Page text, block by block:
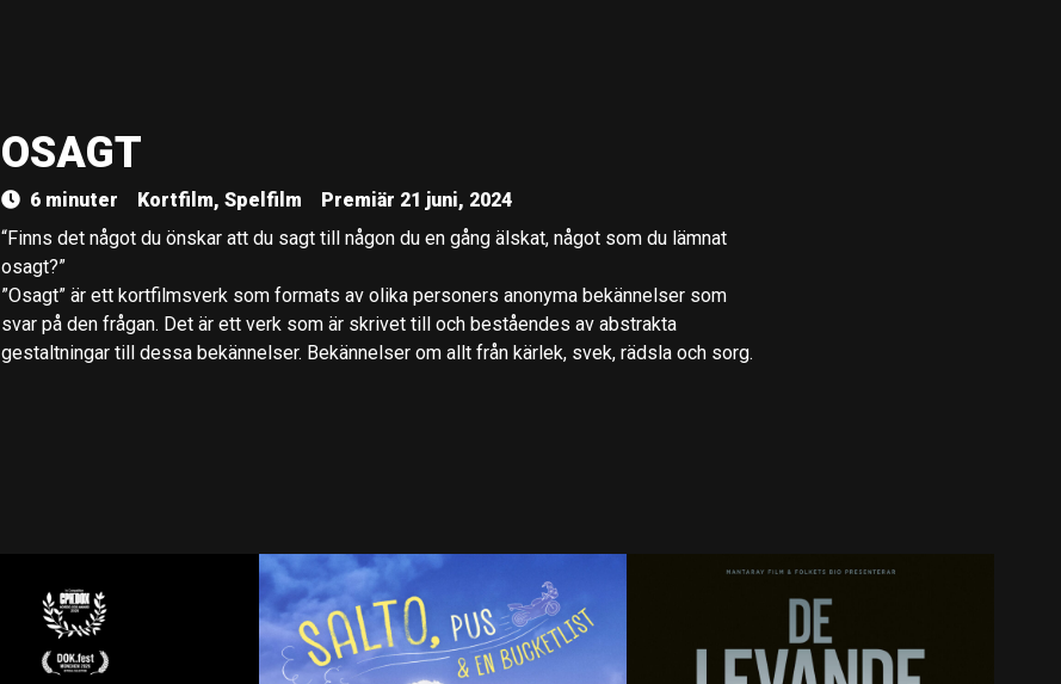
OSAGT
6 minuter Kortfilm, Spelfilm
Premiär 21 juni, 2024
“Finns det något du önskar att du sagt till någon du en gång älskat, något som du lämnat
osagt?”
”Osagt” är ett kortfilmsverk som formats av olika personers anonyma bekännelser som
svar på den frågan. Det är ett verk som är skrivet till och beståendes av abstrakta
gestaltningar till dessa bekännelser. Bekännelser om allt från kärlek, svek, rädsla och sorg.